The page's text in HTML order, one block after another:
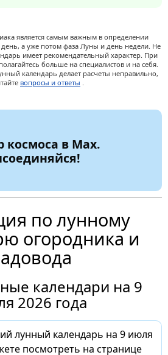
является самым важным в определении
а уже потом фаза Луны и день недели. Не
имеет рекомендательный характер. При
больше на специалистов и на себя.
календарь делает расчеты неправильно,
вопросы и ответы .
космоса в Max.
по лунному
огородника и
календари на 9
2026 года
лунный календарь на 9 июля
посмотреть на странице